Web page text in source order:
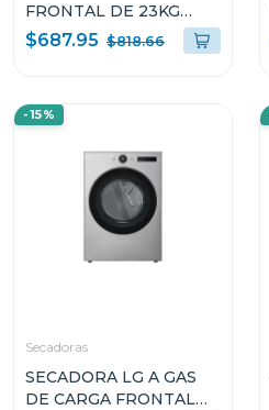
FRONTAL DE 23KG
TURBOWASH 360 AI
DD CON VAPOR
$687.95 $818.66
-15%
Secadoras
SECADORA LG A GAS
DE CARGA FRONTAL